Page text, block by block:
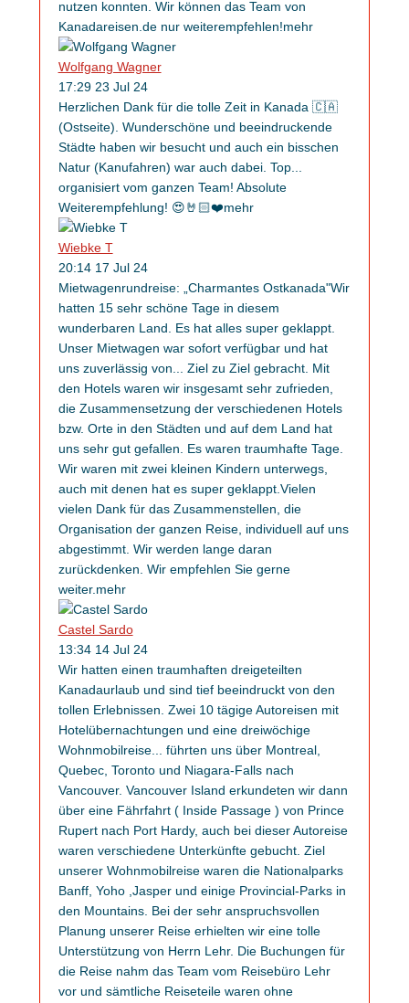
nutzen konnten. Wir können das Team von
Kanadareisen.de nur weiterempfehlen!mehr
Wolfgang Wagner
17:29 23 Jul 24
Herzlichen Dank für die tolle Zeit in Kanada 🇨🇦
(Ostseite). Wunderschöne und beeindruckende
Städte haben wir besucht und auch ein bisschen
Natur (Kanufahren) war auch dabei. Top...
organisiert vom ganzen Team! Absolute
Weiterempfehlung! 😍🤘🏻❤️mehr
Wiebke T
20:14 17 Jul 24
Mietwagenrundreise: „Charmantes Ostkanada"Wir
hatten 15 sehr schöne Tage in diesem
wunderbaren Land. Es hat alles super geklappt.
Unser Mietwagen war sofort verfügbar und hat
uns zuverlässig von... Ziel zu Ziel gebracht. Mit
den Hotels waren wir insgesamt sehr zufrieden,
die Zusammensetzung der verschiedenen Hotels
bzw. Orte in den Städten und auf dem Land hat
uns sehr gut gefallen. Es waren traumhafte Tage.
Wir waren mit zwei kleinen Kindern unterwegs,
auch mit denen hat es super geklappt.Vielen
vielen Dank für das Zusammenstellen, die
Organisation der ganzen Reise, individuell auf uns
abgestimmt. Wir werden lange daran
zurückdenken. Wir empfehlen Sie gerne
weiter.mehr
Castel Sardo
13:34 14 Jul 24
Wir hatten einen traumhaften dreigeteilten
Kanadaurlaub und sind tief beeindruckt von den
tollen Erlebnissen. Zwei 10 tägige Autoreisen mit
Hotelübernachtungen und eine dreiwöchige
Wohnmobilreise... führten uns über Montreal,
Quebec, Toronto und Niagara-Falls nach
Vancouver. Vancouver Island erkundeten wir dann
über eine Fährfahrt ( Inside Passage ) von Prince
Rupert nach Port Hardy, auch bei dieser Autoreise
waren verschiedene Unterkünfte gebucht. Ziel
unserer Wohnmobilreise waren die Nationalparks
Banff, Yoho ,Jasper und einige Provincial-Parks in
den Mountains. Bei der sehr anspruchsvollen
Planung unserer Reise erhielten wir eine tolle
Unterstützung von Herrn Lehr. Die Buchungen für
die Reise nahm das Team vom Reisebüro Lehr
vor und sämtliche Reiseteile waren ohne